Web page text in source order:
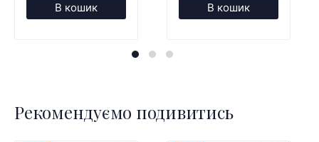
В кошик В кошик
Рекомендуємо подивитись